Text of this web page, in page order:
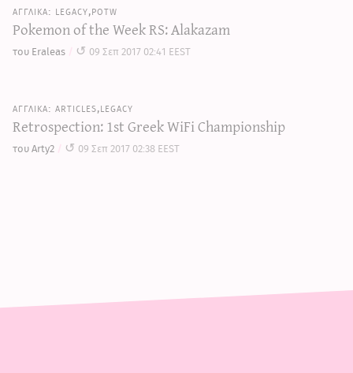
legacy,potw
Pokemon of the Week RS: Alakazam
του Eraleas 09 Σεπ 2017 02:41 EEST
articles,legacy
Retrospection: 1st Greek WiFi Championship
του Arty2 09 Σεπ 2017 02:38 EEST